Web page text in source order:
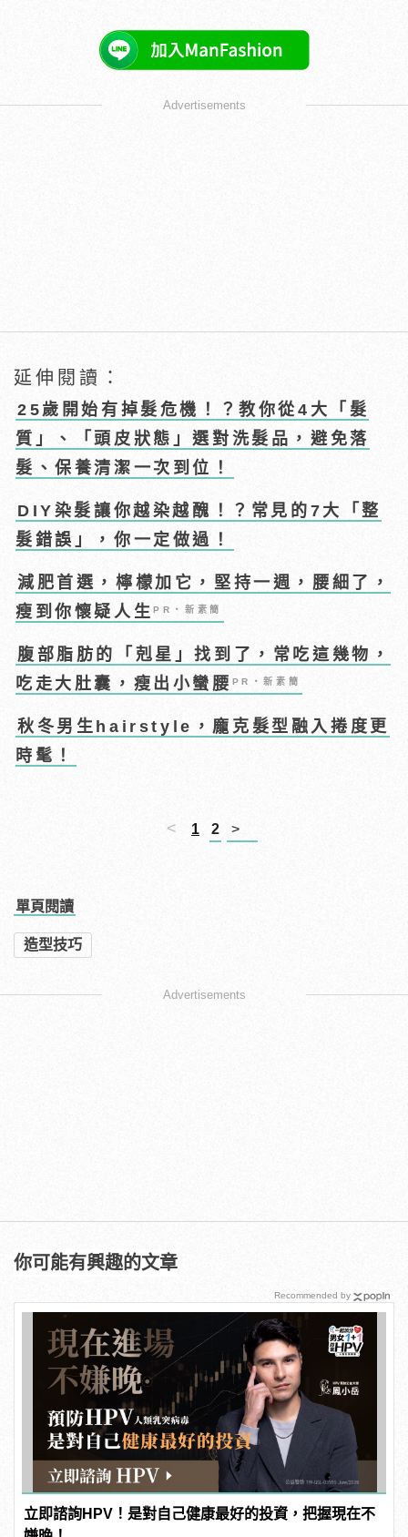
Advertisements
延伸閱讀：
25歲開始有掉髮危機！？教你從4大「髮
質」、「頭皮狀態」選對洗髮品，避免落
髮、保養清潔一次到位！
DIY染髮讓你越染越醜！？常見的7大「整
髮錯誤」，你一定做過！
減肥首選，檸檬加它，堅持一週，腰細了，
瘦到你懷疑人生PR・新素簡
腹部脂肪的「剋星」找到了，常吃這幾物，
吃走大肚囊，瘦出小蠻腰 PR・新素簡
秋冬男生hairstyle，龐克髮型融入捲度更
時髦！
< 1 2 >
單頁閱讀
造型技巧
Advertisements
你可能有興趣的文章
立即諮詢HPV！是對自己健康最好的投資，把握現在不
Recommended by